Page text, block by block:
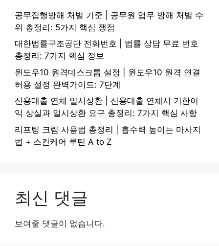
공무집행방해 처벌 기준 | 공무원 업무 방해 처벌 수
위 총정리: 5가지 핵심 쟁점
대한법률구조공단 전화번호 | 법률 상담 무료 번호
총정리: 7가지 핵심 정보
윈도우10 원격데스크톱 설정 | 윈도우10 원격 연결
허용 설정 완벽가이드: 7단계
신용대출 연체 일시상환 | 신용대출 연체시 기한이
익 상실과 일시상환 요구 총정리: 7가지 핵심 사항
리프팅 크림 사용법 총정리 | 흡수력 높이는 마사지
법 + 스킨케어 루틴 A to Z
최신 댓글
보여줄 댓글이 없습니다.